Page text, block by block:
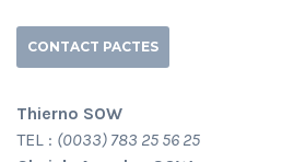
CONTACT PACTES
Thierno SOW
TEL : (0033) 783 25 56 25